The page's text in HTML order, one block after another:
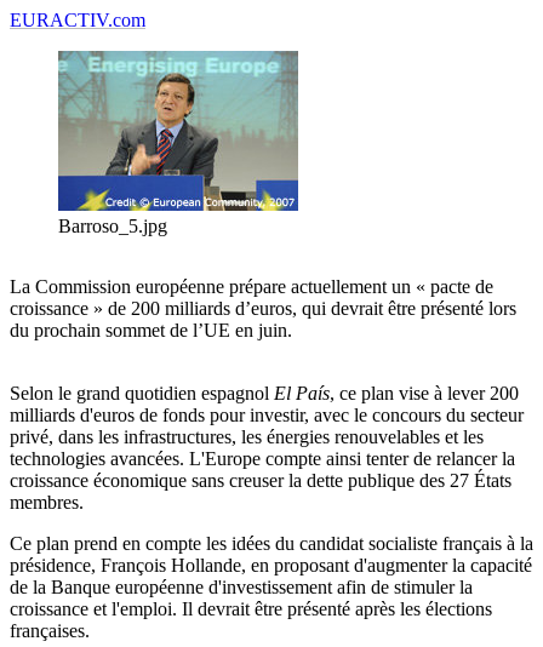
EURACTIV.com
Barroso_5.jpg
La Commission européenne prépare actuellement un « pacte de
croissance » de 200 milliards d’euros, qui devrait être présenté lors
du prochain sommet de l’UE en juin.
Selon le grand quotidien espagnol El País, ce plan vise à lever 200
milliards d'euros de fonds pour investir, avec le concours du secteur
privé, dans les infrastructures, les énergies renouvelables et les
technologies avancées. L'Europe compte ainsi tenter de relancer la
croissance économique sans creuser la dette publique des 27 États
membres.
Ce plan prend en compte les idées du candidat socialiste français à la
présidence, François Hollande, en proposant d'augmenter la capacité
de la Banque européenne d'investissement afin de stimuler la
croissance et l'emploi. Il devrait être présenté après les élections
françaises.